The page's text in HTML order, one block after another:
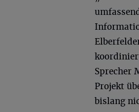
Sprecher
Projekt
bislang